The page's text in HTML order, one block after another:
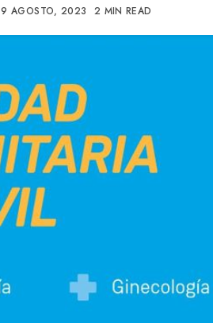
9 AGOSTO, 2023 2 MIN READ